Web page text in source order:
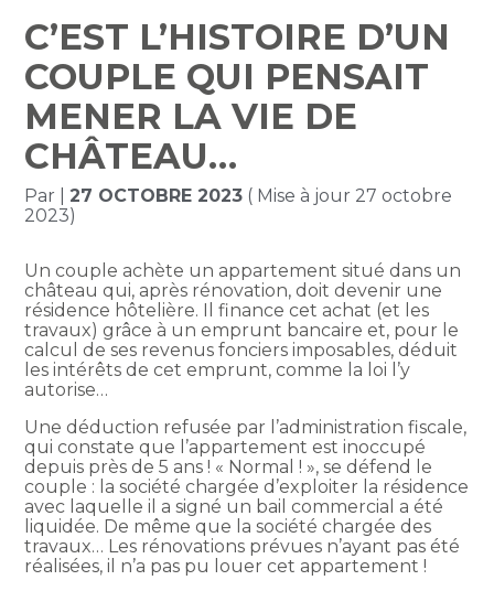
C’EST L’HISTOIRE D’UN
COUPLE QUI PENSAIT
MENER LA VIE DE
CHÂTEAU…
Par |27 OCTOBRE 2023 ( Mise à jour 27 octobre
2023)
Un couple achète un appartement situé dans un
château qui, après rénovation, doit devenir une
résidence hôtelière. Il finance cet achat (et les
travaux) grâce à un emprunt bancaire et, pour le
calcul de ses revenus fonciers imposables, déduit
les intérêts de cet emprunt, comme la loi l’y
autorise…
Une déduction refusée par l’administration fiscale,
qui constate que l’appartement est inoccupé
depuis près de 5 ans ! « Normal ! », se défend le
couple : la société chargée d’exploiter la résidence
avec laquelle il a signé un bail commercial a été
liquidée. De même que la société chargée des
travaux… Les rénovations prévues n’ayant pas été
réalisées, il n’a pas pu louer cet appartement !